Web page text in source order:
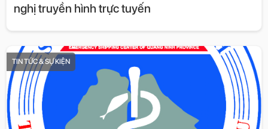
nghị truyền hình trực tuyến
TIN TỨC & SỰ KIỆN